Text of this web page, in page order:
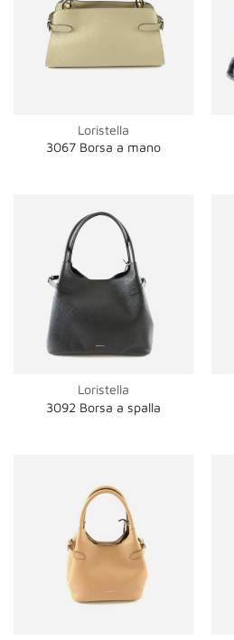
Loristella
3067 Borsa a mano
Loristella
3092 Borsa a spalla